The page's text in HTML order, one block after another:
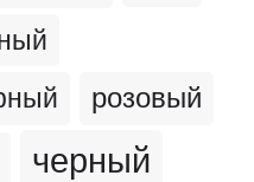
розовый
черный